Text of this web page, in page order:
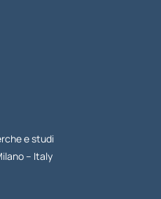
e studi
– Italy